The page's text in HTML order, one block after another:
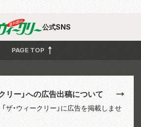
公式SNS
PAGE TOP
クリー」への広告出稿について
ザ・ウィークリー」に広告を掲載しませ